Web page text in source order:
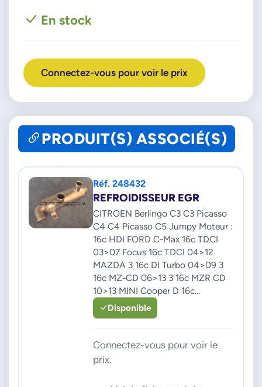
36001412
En stock
Connectez-vous pour voir le prix
PRODUIT(S) ASSOCIÉ(S)
Réf. 248432
REFROIDISSEUR EGR
CITROEN Berlingo C3 C3 Picasso
C4 C4 Picasso C5 Jumpy Moteur :
16c HDI FORD C-Max 16c TDCI
03>07 Focus 16c TDCI 04>12
MAZDA 3 16c DI Turbo 04>09 3
16c MZ-CD 06>13 3 16c MZR CD
10>13 MINI Cooper D 16c...
Disponible
Connectez-vous pour voir le
prix.